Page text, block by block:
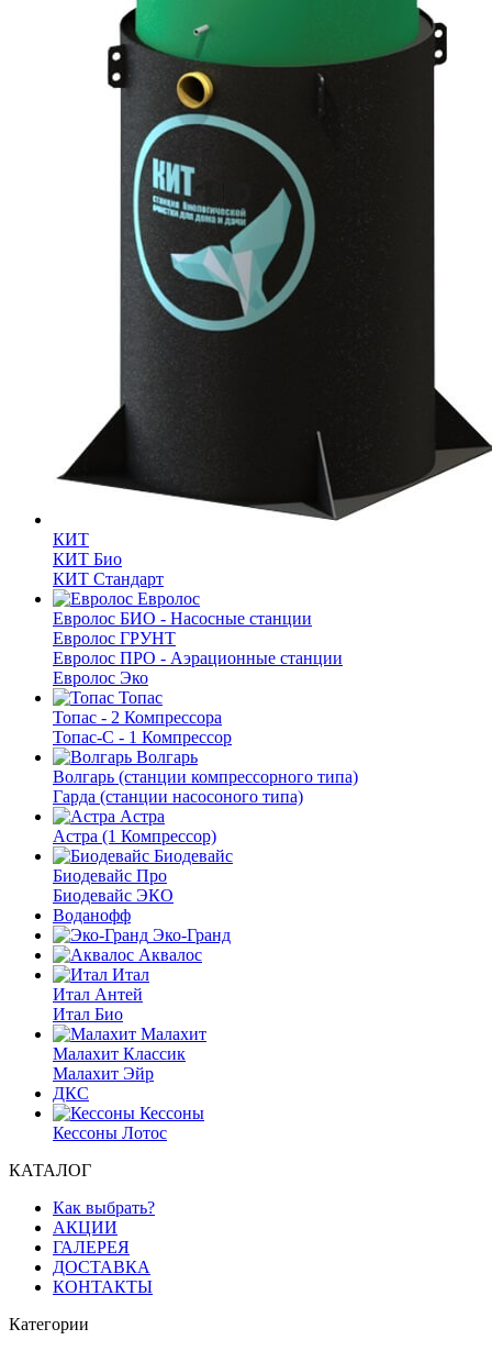
КИТ
КИТ Био
КИТ Стандарт
Евролос
Евролос БИО - Насосные станции
Евролос ГРУНТ
Евролос ПРО - Аэрационные станции
Евролос Эко
Топас
Топас - 2 Компрессора
Топас-С - 1 Компрессор
Волгарь
Волгарь (станции компрессорного типа)
Гарда (станции насосоного типа)
Астра
Астра (1 Компрессор)
Биодевайс
Биодевайс Про
Биодевайс ЭКО
Воданофф
Эко-Гранд
Аквалос
Итал
Итал Антей
Итал Био
Малахит
Малахит Классик
Малахит Эйр
ДКС
Кессоны
Кессоны Лотос
КАТАЛОГ
Как выбрать?
АКЦИИ
ГАЛЕРЕЯ
ДОСТАВКА
КОНТАКТЫ
Категории